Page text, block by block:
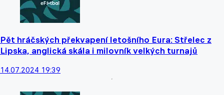
Pět hráčských překvapení letošního Eura: Střelec z
Lipska, anglická skála i milovník velkých turnajů
14.07.2024 19:39